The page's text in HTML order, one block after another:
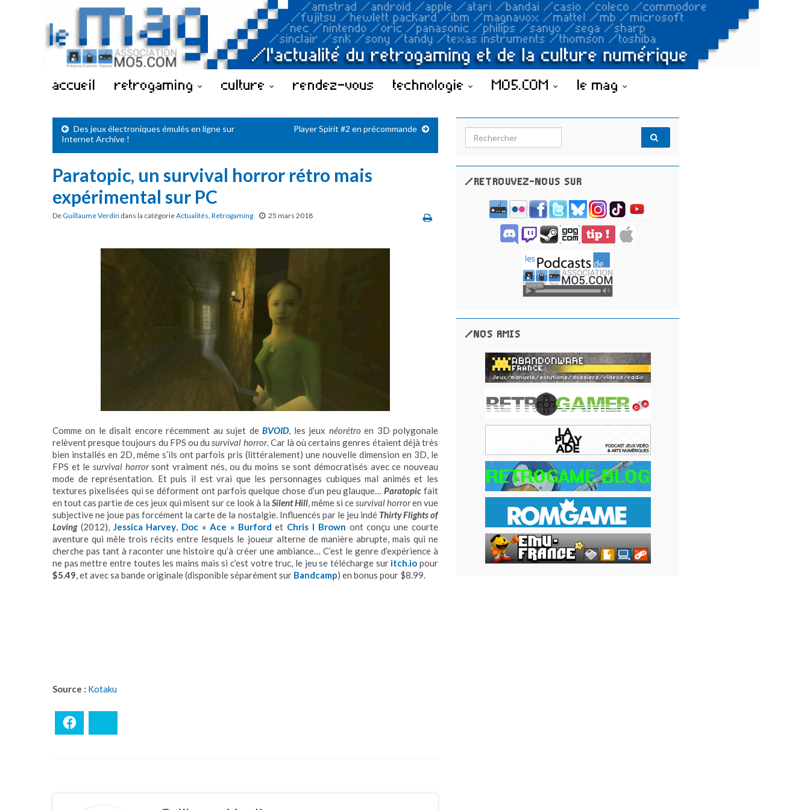
accueil retrogaming culture rendez-vous technologie MO5.COM le mag
Des jeux électroniques émulés en ligne sur
Internet Archive !
Player Spirit #2 en précommande
Paratopic, un survival horror rétro mais
expérimental sur PC
DeGuillaume Verdin dans la catégorieActualités, Retrogaming 25 mars 2018
Comme on le disait encore récemment au sujet deBVOID, les jeux néorétro en 3D polygonale
relèvent presque toujours du FPS ou dusurvival horror. Car là où certains genres étaient déjà très
bien installés en 2D, même s’ils ont parfois pris (littéralement) une nouvelle dimension en 3D, le
FPS et lesurvival horrorsont vraiment nés, ou du moins se sont démocratisés avec ce nouveau
mode de représentation. Et puis il est vrai que les personnages cubiques mal animés et les
textures pixelisées qui se déforment ont parfois quelque chose d’un peu glauque…Paratopic fait
en tout cas partie de ces jeux qui misent sur ce look à la Silent Hill, même si cesurvival horroren vue
subjective ne joue pas forcément la carte de la nostalgie. Influencés par le jeu indé Thirty Flights of
Loving(2012), Jessica Harvey, Doc « Ace » Burford et Chris I Brown ont conçu une courte
aventure qui mêle trois récits entre lesquels le joueur alterne de manière abrupte, mais qui ne
cherche pas tant à raconter une histoire qu’à créer une ambiance… C’est le genre d’expérience à
ne pas mettre entre toutes les mains mais si c’est votre truc, le jeu se télécharge sur itch.io pour
$5.49, et avec sa bande originale (disponible séparément sur Bandcamp) en bonus pour $8.99.
Source : Kotaku
Search for:
/RETROUVEZ-NOUS SUR
/NOS AMIS